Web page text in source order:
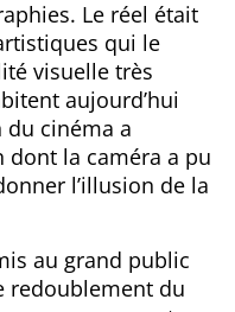
Le réel était
qui le
visuelle très
aujourd’hui
du cinéma a
dont la caméra a pu
l’illusion de la
au grand public
redoublement du